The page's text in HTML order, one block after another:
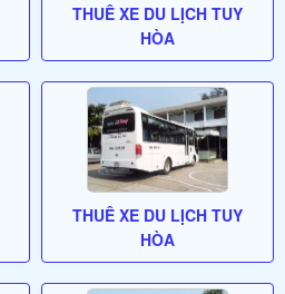
THUÊ XE DU LỊCH TUY
HÒA
THUÊ XE DU LỊCH TUY
HÒA